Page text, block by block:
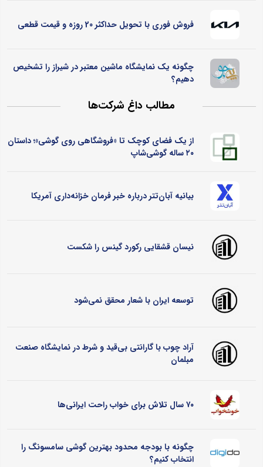
فروش فوری با تحویل حداکثر 20 روزه و قیمت قطعی
چگونه یک نمایشگاه ماشین معتبر در شیراز را تشخیص
دهیم؟
مطالب داغ شرکت‌ها
از یک فضای کوچک تا «فروشگاهی روی گوشی»؛ داستان
۲۰ ساله گوشی‌شاپ
بیانیه آبان‌تتر درباره خبر فرمان خزانه‌داری آمریکا
نیسان قشقایی رکورد گینس را شکست
توسعه ایران با شعار محقق نمی‌شود
آراد چوب با گارانتی بی‌قید و شرط در نمایشگاه صنعت
مبلمان
۷۰ سال تلاش برای خواب راحت ایرانی‌ها
چگونه با بودجه محدود بهترین گوشی سامسونگ را
انتخاب کنیم؟